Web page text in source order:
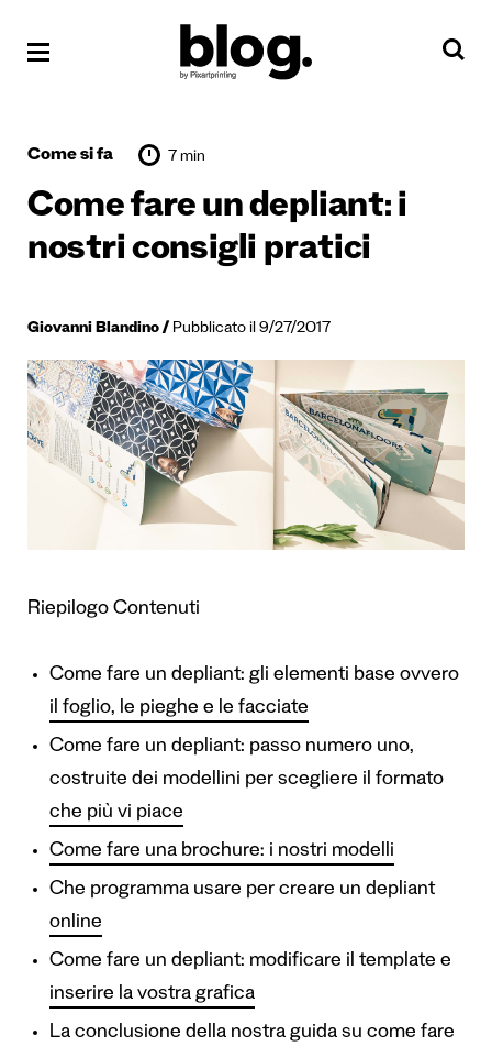
Come si fa 7 min
Come fare un depliant: i
nostri consigli pratici
Giovanni Blandino Pubblicato il 9/27/2017
Riepilogo Contenuti
Come fare un depliant: gli elementi base ovvero
il foglio, le pieghe e le facciate
Come fare un depliant: passo numero uno,
costruite dei modellini per scegliere il formato
che più vi piace
Come fare una brochure: i nostri modelli
Che programma usare per creare un depliant
online
Come fare un depliant: modificare il template e
inserire la vostra grafica
La conclusione della nostra guida su come fare